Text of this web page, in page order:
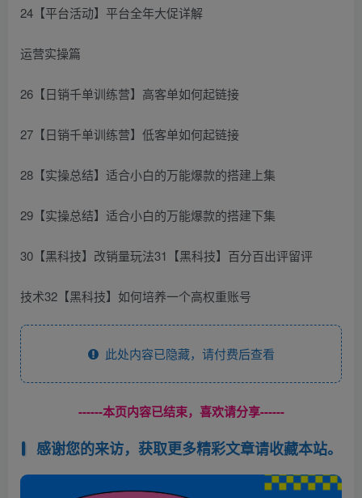
24【平台活动】平台全年大促详解
运营实操篇
26【日销千单训练营】高客单如何起链接
27【日销千单训练营】低客单如何起链接
28【实操总结】适合小白的万能爆款的搭建上集
29【实操总结】适合小白的万能爆款的搭建下集
30【黑科技】改销量玩法31【黑科技】百分百出评留评
技术32【黑科技】如何培养一个高权重账号
此处内容已隐藏，请付费后查看
------本页内容已结束，喜欢请分享------
感谢您的来访，获取更多精彩文章请收藏本站。